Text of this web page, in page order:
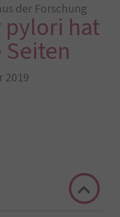
der Forschung
hat
2019